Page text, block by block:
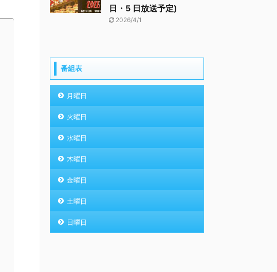
日・5 日放送予定)
2026/4/1
番組表
月曜日
火曜日
水曜日
木曜日
金曜日
土曜日
日曜日